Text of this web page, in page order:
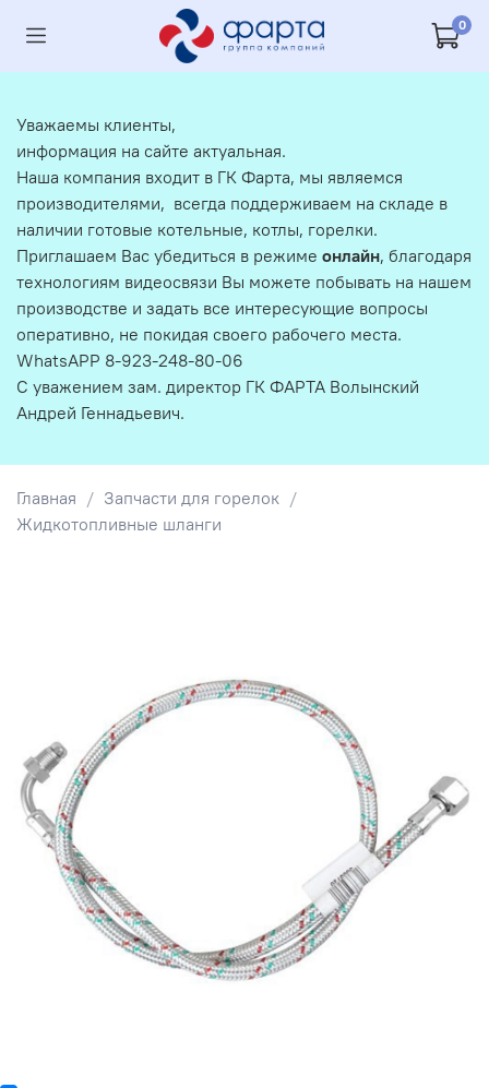
0
Главная
Запчасти для горелок
Жидкотопливные шланги
Уважаемы клиенты,
информация на сайте актуальная.
Наша компания входит в ГК Фарта, мы являемся
производителями, всегда поддерживаем на складе в
наличии готовые котельные, котлы, горелки.
Приглашаем Вас убедиться в режиме онлайн, благодаря
технологиям видеосвязи Вы можете побывать на нашем
производстве и задать все интересующие вопросы
оперативно, не покидая своего рабочего места.
WhatsAPP 8-923-248-80-06
С уважением зам. директор ГК ФАРТА Волынский
Андрей Геннадьевич.